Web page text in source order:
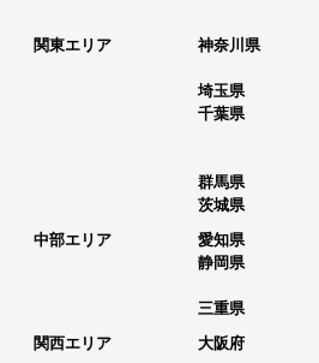
関東エリア
神奈川県
埼玉県
千葉県
群馬県
茨城県
中部エリア
愛知県
静岡県
三重県
関西エリア
大阪府